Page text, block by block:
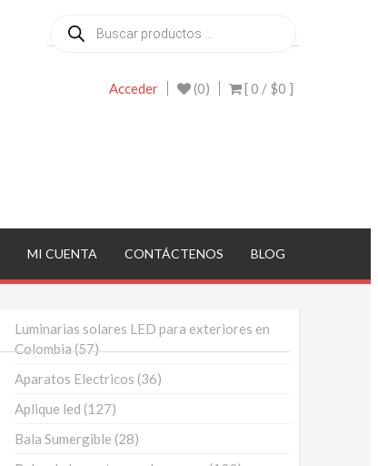
productos
[ 0 / $0 ]
(0)
Acceder
MI CUENTA CONTÁCTENOS BLOG
Luminarias solares LED para exteriores en
Colombia 5757
Aparatos Electricos 3636
Aplique led 127127
Bala Sumergible 2828